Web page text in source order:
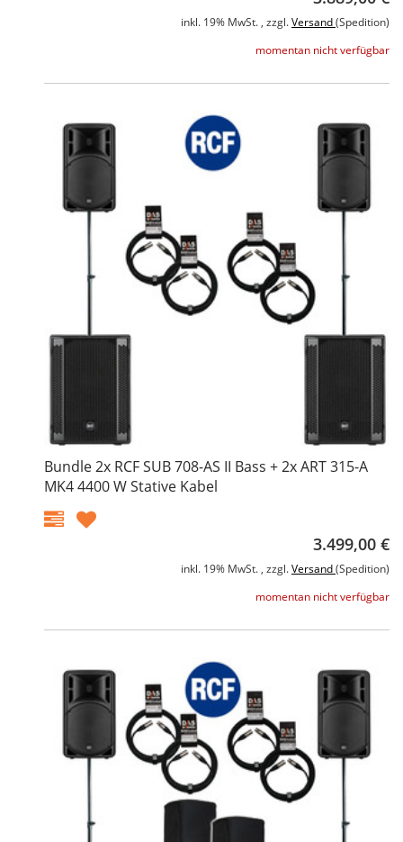
inkl. 19% MwSt. , zzgl. Versand (Spedition)
momentan nicht verfügbar
Bundle 2x RCF SUB 708-AS II Bass + 2x ART 315-A
MK4 4400 W Stative Kabel
3.499,00 €
inkl. 19% MwSt. , zzgl. Versand (Spedition)
momentan nicht verfügbar